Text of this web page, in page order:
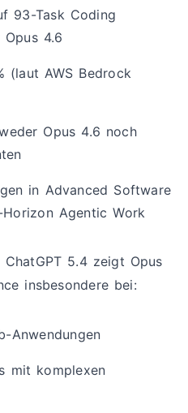
93-Task Coding
Opus 4.6
(laut AWS Bedrock
Opus 4.6 noch
in Advanced Software
Agentic Work
5.4 zeigt Opus
insbesondere bei:
Anwendungen
mit komplexen